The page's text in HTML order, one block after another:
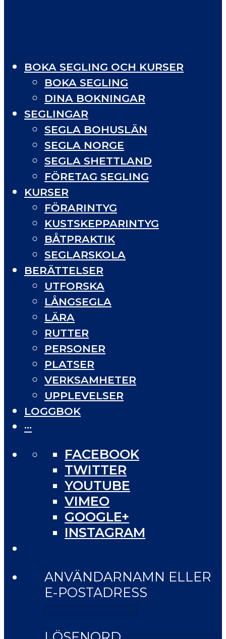
BOKA SEGLING OCH KURSER
BOKA SEGLING
DINA BOKNINGAR
SEGLINGAR
SEGLA BOHUSLÄN
SEGLA NORGE
SEGLA SHETTLAND
FÖRETAG SEGLING
KURSER
FÖRARINTYG
KUSTSKEPPARINTYG
BÅTPRAKTIK
SEGLARSKOLA
BERÄTTELSER
UTFORSKA
LÅNGSEGLA
LÄRA
RUTTER
PERSONER
PLATSER
VERKSAMHETER
UPPLEVELSER
LOGGBOK
···
FACEBOOK
TWITTER
YOUTUBE
VIMEO
GOOGLE+
INSTAGRAM
ANVÄNDARNAMN ELLER
E-POSTADRESS